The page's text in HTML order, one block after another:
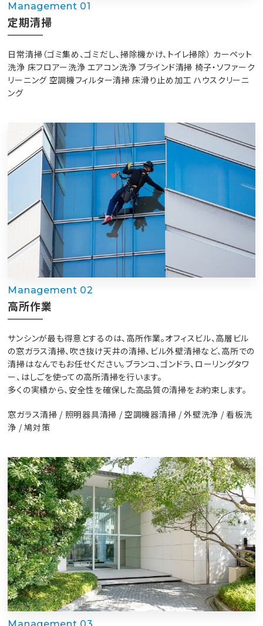
Management 01
定期清掃
日常清掃（ゴミ集め、ゴミだし、掃除機かけ、トイレ掃除） カーペット
洗浄 床フロアー洗浄エアコン洗浄ブラインド清掃 椅子・ソファーク
リーニング 空調機フィルター清掃床滑り止め加工 ハウスクリーニ
ング
Management 02
高所作業
サンシンが最も得意とするのは、高所作業。オフィスビル、高層ビル
の窓ガラス清掃、吹き抜け天井の清掃、ビル外壁清掃など、高所での
清掃はなんでもお任せください。ブランコ、ゴンドラ、ローリングタワ
ー、はしごを使っての高所清掃を行います。
多くの実績から、安全性を確保した高品質の清掃をお約束します。
窓ガラス清掃 / 照明器具清掃 / 空調機器清掃 / 外壁洗浄 / 看板洗
浄 / 鳩対策